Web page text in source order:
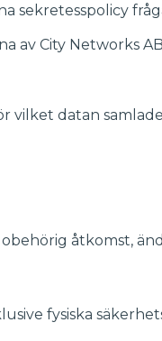
sekretesspolicy
av City Networks
datan
åtkomst,
fysiska